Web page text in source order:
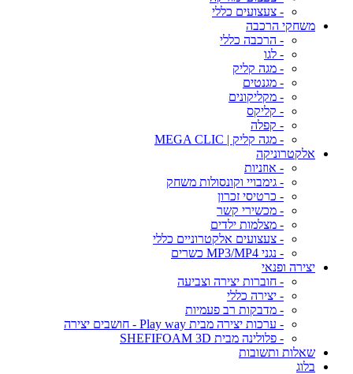
- צעצועים כללי
משחקי הרכבה
- הרכבה כללי
- לגו
- מגה קליק
- מגנטים
- מקליקונים
- קליקס
- קפלה
- מגה קליק | MEGA CLIC
אלקטרוניקה
- אוזניות
- גימבויי וקונסולות משחק
- כרטיסי זכרון
- מכשירי קשר
- מצלמות ילדים
- צעצועים אלקטרוניים כללי
- נגני MP3/MP4 כשרים
יצירה ופנאי
- חוברות יצירה וצביעה
- יצירה כללי
- מדבקות רב פעמיות
- ערכות יצירה מבית Play way - חושבים יצירה
- פלולינה מבית SHEFIFOAM 3D
שאלות ותשובות
בלוג